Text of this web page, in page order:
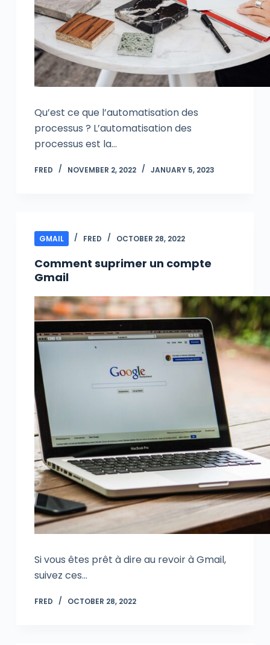
Qu’est ce que l’automatisation des
processus ? L’automatisation des
processus est la…
FRED NOVEMBER 2, 2022 JANUARY 5, 2023
GMAIL FRED OCTOBER 28, 2022
Comment suprimer un compte
Gmail
Si vous êtes prêt à dire au revoir à Gmail,
suivez ces…
FRED OCTOBER 28, 2022